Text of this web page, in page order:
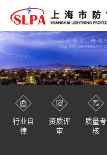
行业自
律
资质评
审
质量考
核